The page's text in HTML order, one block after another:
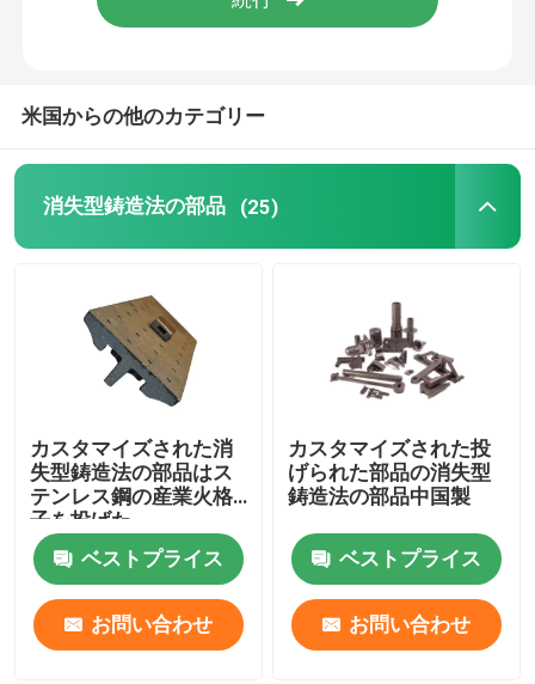
CNCフライス部品
CNCは部品を回した
米国からの他のカテゴリー
消失型鋳造法の部品 (25)
カスタマイズされた消
失型鋳造法の部品はス
テンレス鋼の産業火格
子を投げた
ベストプライス
お問い合わせ
カスタマイズされた投
げられた部品の消失型
鋳造法の部品中国製
ベストプライス
お問い合わせ